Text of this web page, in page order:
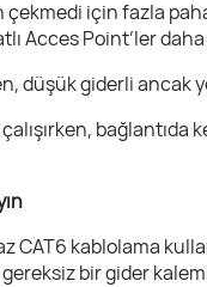
için fazla
Acces Point’ler
düşük giderli ancak
çalışırken,
CAT6 kablolama
bir gider